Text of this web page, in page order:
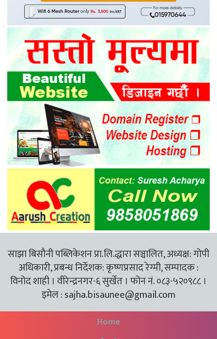
साझा बिसौनी पब्लिकेशन प्रा.लि.द्धारा सञ्चालित, अध्यक्ष: गोपी
अधिकारी, प्रबन्ध निर्देशक: कृष्णप्रसाद रेग्मी, सम्पादक :
विनोद शाही । वीरेन्द्रनगर-६ सुर्खेत । फोन नं. ०८३-५२०९८८ ।
इमेल :sajha.bisaunee@gmail.com
Home